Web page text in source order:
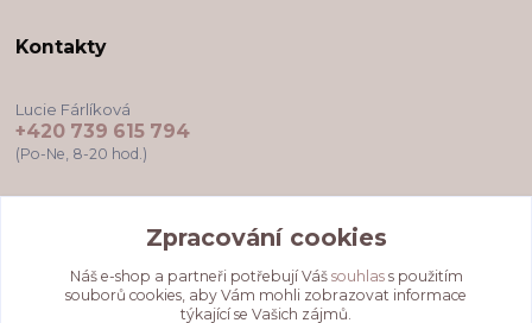
Kontakty
Lucie Fárlíková
+420 739 615 794
(Po-Ne, 8-20 hod.)
Zpracování cookies
Náš e-shop a partneři potřebují Váš souhlass použitím
souborů cookies, aby Vám mohli zobrazovat informace
týkající se Vašich zájmů.